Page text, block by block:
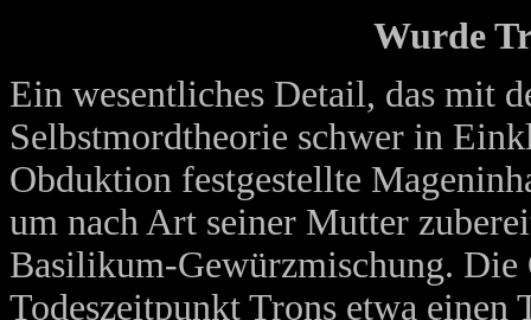
Wurde
Ein wesentliches Detail, das mit
Selbstmordtheorie schwer in
Obduktion festgestellte
um nach Art seiner Mutter
Basilikum-Gewürzmischung. Die
Todeszeitpunkt Trons etwa